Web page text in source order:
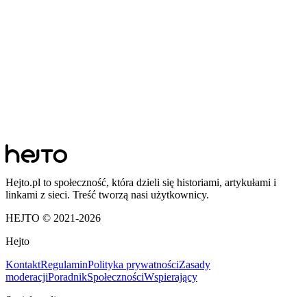
Hejto.pl to społeczność, która dzieli się historiami, artykułami i
linkami z sieci. Treść tworzą nasi użytkownicy.
HEJTO © 2021-2026
Hejto
KontaktRegulaminPolityka prywatnościZasady
moderacjiPoradnikSpołecznościWspierający